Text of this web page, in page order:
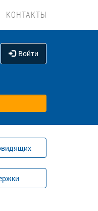
КОНТАКТЫ
Войти